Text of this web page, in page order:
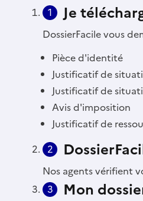
1 Je
DossierFacile vous
Pièce d'identité
Justificatif de
Justificatif de
Avis d'imposition
Justificatif de
2
Nos agents vérifient
3
Mon